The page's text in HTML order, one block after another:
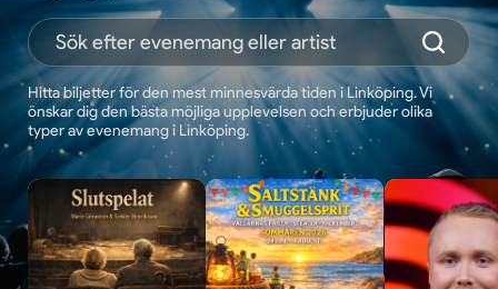
Hitta biljetter för den mest minnesvärda tiden i Linköping. Vi
önskar dig den bästa möjliga upplevelsen och erbjuder olika
typer av evenemang i Linköping.